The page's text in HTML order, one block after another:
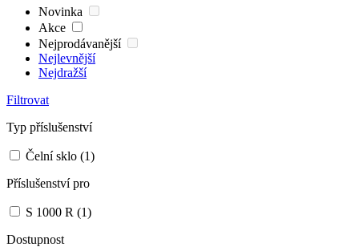
Novinka
Akce
Nejprodávanější
Nejlevnější
Nejdražší
Filtrovat
Typ příslušenství
Čelní sklo (1)
Příslušenství pro
S 1000 R (1)
Dostupnost